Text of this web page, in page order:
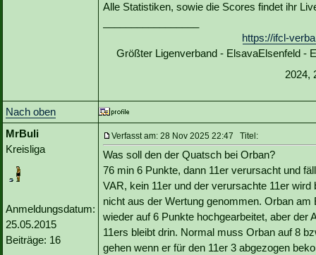
Alle Statistiken, sowie die Scores findet ihr
https://ifcl-
Größter Ligenverband - ElsavaElsenfeld -
2024,
Nach oben
MrBuli
Kreisliga
Anmeldungsdatum:
25.05.2015
Beiträge: 16
Verfasst am: 28 Nov 2025 22:47 Titel:
Was soll den der Quatsch bei Orban?
76 min 6 Punkte, dann 11er verursacht und
VAR, kein 11er und der verursachte 11er wird
nicht aus der Wertung genommen. Orban am
wieder auf 6 Punkte hochgearbeitet, aber der
11ers bleibt drin. Normal muss Orban auf 8
gehen wenn er für den 11er 3 abgezogen